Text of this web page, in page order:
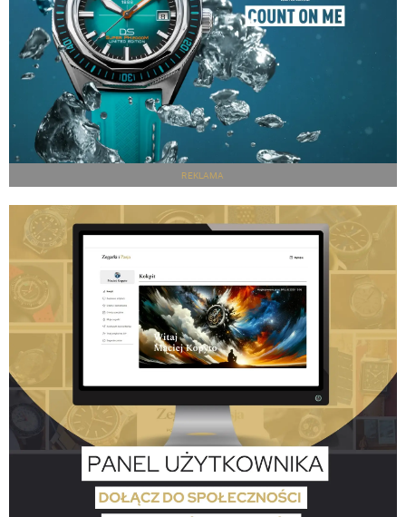
REKLAMA